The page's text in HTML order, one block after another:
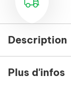
Description
Plus d'infos